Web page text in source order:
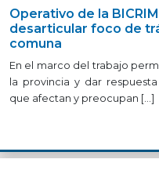
Operativo de la
desarticular foco de
comuna
En el marco del trabajo
la provincia y dar
que afectan y preocupan […]